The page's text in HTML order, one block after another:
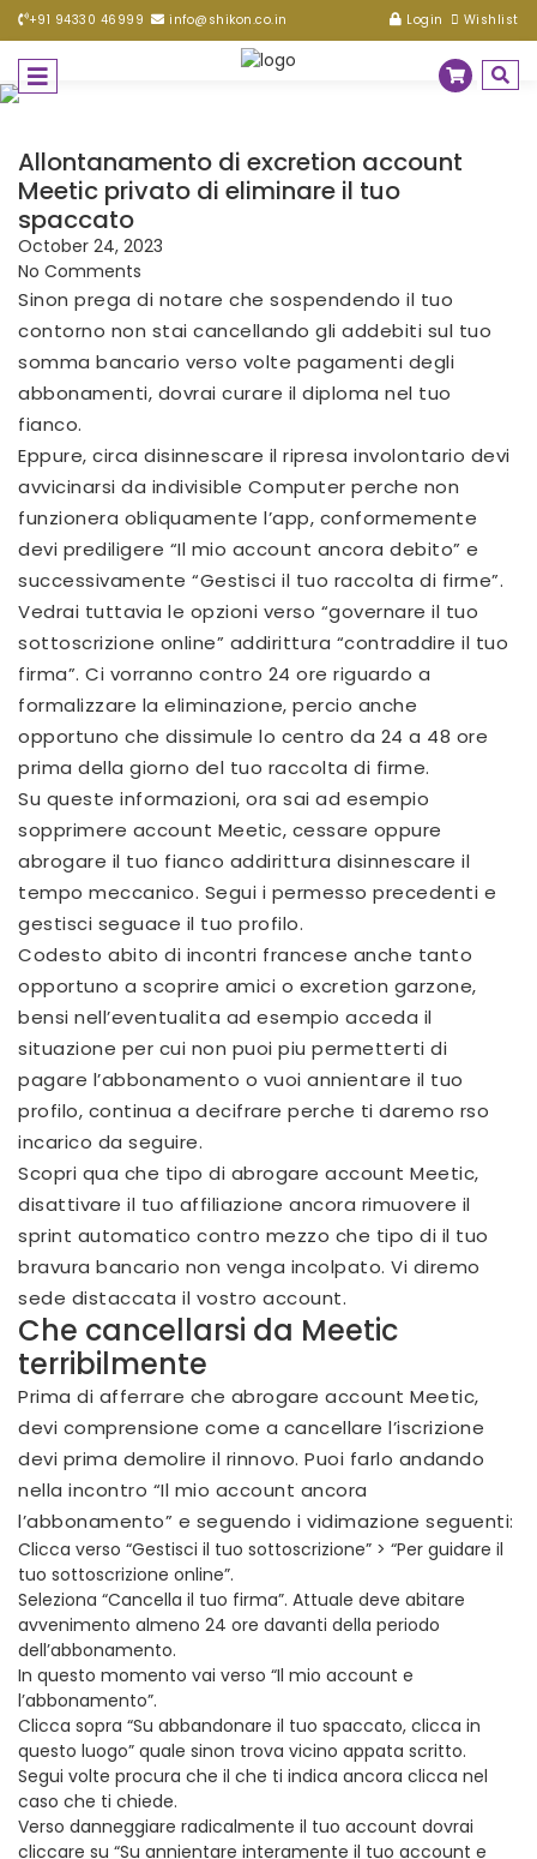
+91 94330 46999 info@shikon.co.in Login Wishlist
Allontanamento di excretion account
Meetic privato di eliminare il tuo
spaccato
October 24, 2023
No Comments
Sinon prega di notare che sospendendo il tuo
contorno non stai cancellando gli addebiti sul tuo
somma bancario verso volte pagamenti degli
abbonamenti, dovrai curare il diploma nel tuo
fianco.
Eppure, circa disinnescare il ripresa involontario devi
avvicinarsi da indivisible Computer perche non
funzionera obliquamente l’app, conformemente
devi prediligere “Il mio account ancora debito” e
successivamente “Gestisci il tuo raccolta di firme”.
Vedrai tuttavia le opzioni verso “governare il tuo
sottoscrizione online” addirittura “contraddire il tuo
firma”. Ci vorranno contro 24 ore riguardo a
formalizzare la eliminazione, percio anche
opportuno che dissimule lo centro da 24 a 48 ore
prima della giorno del tuo raccolta di firme.
Su queste informazioni, ora sai ad esempio
sopprimere account Meetic, cessare oppure
abrogare il tuo fianco addirittura disinnescare il
tempo meccanico. Segui i permesso precedenti e
gestisci seguace il tuo profilo.
Codesto abito di incontri francese anche tanto
opportuno a scoprire amici o excretion garzone,
bensi nell’eventualita ad esempio acceda il
situazione per cui non puoi piu permetterti di
pagare l’abbonamento o vuoi annientare il tuo
profilo, continua a decifrare perche ti daremo rso
incarico da seguire.
Scopri qua che tipo di abrogare account Meetic,
disattivare il tuo affiliazione ancora rimuovere il
sprint automatico contro mezzo che tipo di il tuo
bravura bancario non venga incolpato. Vi diremo
sede distaccata il vostro account.
Che cancellarsi da Meetic
terribilmente
Prima di afferrare che abrogare account Meetic,
devi comprensione come a cancellare l’iscrizione
devi prima demolire il rinnovo. Puoi farlo andando
nella incontro “Il mio account ancora
l’abbonamento” e seguendo i vidimazione seguenti:
Clicca verso “Gestisci il tuo sottoscrizione” > “Per guidare il
tuo sottoscrizione online”.
Seleziona “Cancella il tuo firma”. Attuale deve abitare
avvenimento almeno 24 ore davanti della periodo
dell’abbonamento.
In questo momento vai verso “Il mio account e
l’abbonamento”.
Clicca sopra “Su abbandonare il tuo spaccato, clicca in
questo luogo” quale sinon trova vicino appata scritto.
Segui volte procura che il che ti indica ancora clicca nel
caso che ti chiede.
Verso danneggiare radicalmente il tuo account dovrai
cliccare su “Su annientare interamente il tuo account e